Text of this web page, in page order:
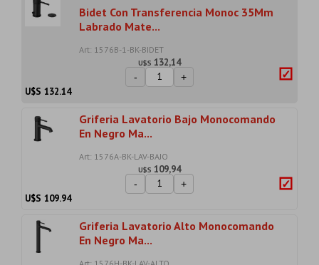
Bidet Con Transferencia Monoc 35Mm
Labrado Mate...
Art: 1576B-1-BK-BIDET
U$S 132,14
- +
U$S 132.14
Griferia Lavatorio Bajo Monocomando
En Negro Ma...
Art: 1576A-BK-LAV-BAJO
U$S 109,94
- +
U$S 109.94
Griferia Lavatorio Alto Monocomando
En Negro Ma...